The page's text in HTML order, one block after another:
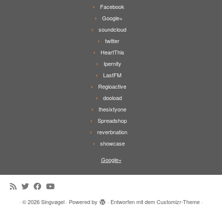
Facebook
Google+
soundcloud
twitter
HeartThis
Ipernity
LastFM
Regioactive
dooload
thesixtyone
Spreadshop
reverbnation
showcase
Google+
· © 2026Singvøgel · Powered by · Entworfen mit demCustomizr-Theme ·